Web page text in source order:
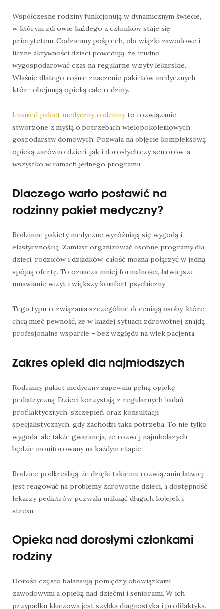
Współczesne rodziny funkcjonują w dynamicznym świecie,
w którym zdrowie każdego z członków staje się
priorytetem. Codzienny pośpiech, obowiązki zawodowe i
liczne aktywności dzieci powodują, że trudno
wygospodarować czas na regularne wizyty lekarskie.
Właśnie dlatego rośnie znaczenie pakietów medycznych,
które obejmują opieką całe rodziny.
Luxmed pakiet medyczny rodzinnyto rozwiązanie
stworzone z myślą o potrzebach wielopokoleniowych
gospodarstw domowych. Pozwala na objęcie kompleksową
opieką zarówno dzieci, jak i dorosłych czy seniorów, a
wszystko w ramach jednego programu.
Dlaczego warto postawić na
rodzinny pakiet medyczny?
Rodzinne pakiety medyczne wyróżniają się wygodą i
elastycznością. Zamiast organizować osobne programy dla
dzieci, rodziców i dziadków, całość można połączyć w jedną
spójną ofertę. To oznacza mniej formalności, łatwiejsze
umawianie wizyt i większy komfort psychiczny.
Tego typu rozwiązania szczególnie doceniają osoby, które
chcą mieć pewność, że w każdej sytuacji zdrowotnej znajdą
profesjonalne wsparcie – bez względu na wiek pacjenta.
Zakres opieki dla najmłodszych
Rodzinny pakiet medyczny zapewnia pełną opiekę
pediatryczną. Dzieci korzystają z regularnych badań
profilaktycznych, szczepień oraz konsultacji
specjalistycznych, gdy zachodzi taka potrzeba. To nie tylko
wygoda, ale także gwarancja, że rozwój najmłodszych
będzie monitorowany na każdym etapie.
Rodzice podkreślają, że dzięki takiemu rozwiązaniu łatwiej
jest reagować na problemy zdrowotne dzieci, a dostępność
lekarzy pediatrów pozwala uniknąć długich kolejek i
stresu.
Opieka nad dorosłymi członkami
rodziny
Dorośli często balansują pomiędzy obowiązkami
zawodowymi a opieką nad dziećmi i seniorami. W ich
przypadku kluczowa jest szybka diagnostyka i profilaktyka.